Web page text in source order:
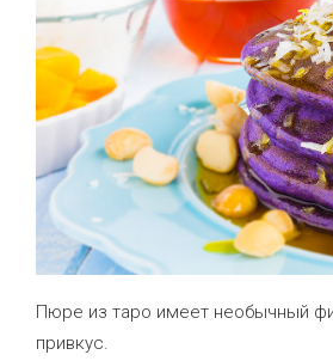
Пюре из таро имеет необычный
привкус.